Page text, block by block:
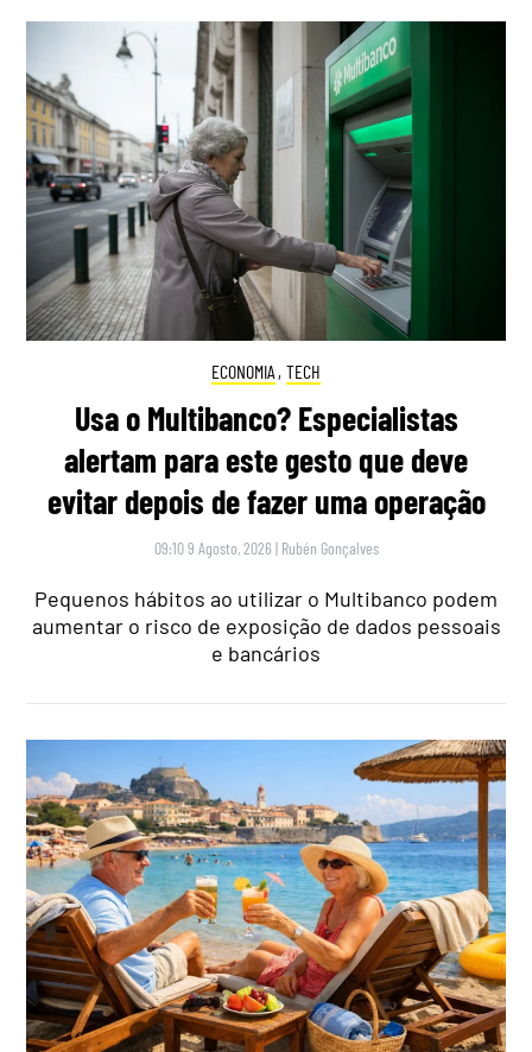
ECONOMIA , TECH
Usa o Multibanco? Especialistas
alertam para este gesto que deve
evitar depois de fazer uma operação
09:10 9 Agosto, 2026 | Rubén Gonçalves
Pequenos hábitos ao utilizar o Multibanco podem
aumentar o risco de exposição de dados pessoais
e bancários